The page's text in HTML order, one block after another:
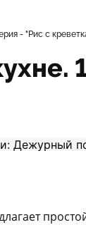
- "Рис с